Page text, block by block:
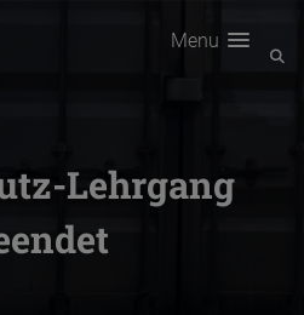
Menu
Lehrgang